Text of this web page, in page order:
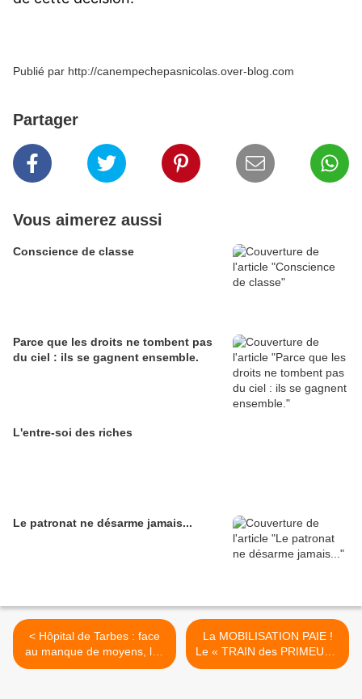
Publié par http://canempechepasnicolas.over-blog.com
Partager
Vous aimerez aussi
Conscience de classe
Parce que les droits ne tombent pas
du ciel : ils se gagnent ensemble.
L'entre-soi des riches
Le patronat ne désarme jamais...
< Hôpital de Tarbes : face
au manque de moyens, les
médecins des urgences et
La MOBILISATION PAIE !
Le « TRAIN des PRIMEURS
» Rungis-Perpignan remis